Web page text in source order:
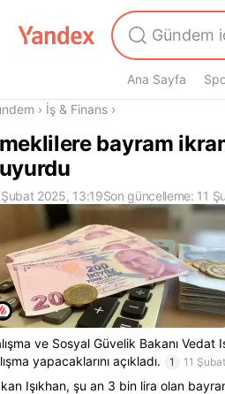
Ana Sayfa
› İş & Finans ›
bayram
Şubat 2025, 13:19Son güncelleme: 11
ve Sosyal Güvelik Bakanı
yapacaklarını açıkladı.
1 11 Şubat
Işıkhan, şu an 3 bin lira olan